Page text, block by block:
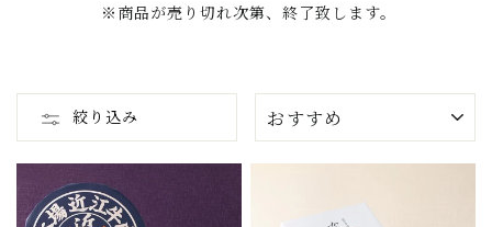
※商品が売り切れ次第、終了致します。
絞り込み
び
替